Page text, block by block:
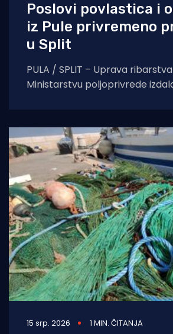
Poslovi povlastica i
iz Pule privremeno
u Split
PULA / SPLIT – Uprava
Ministarstvu poljoprivrede
15 srp. 2026 1 MIN. ČITANJA